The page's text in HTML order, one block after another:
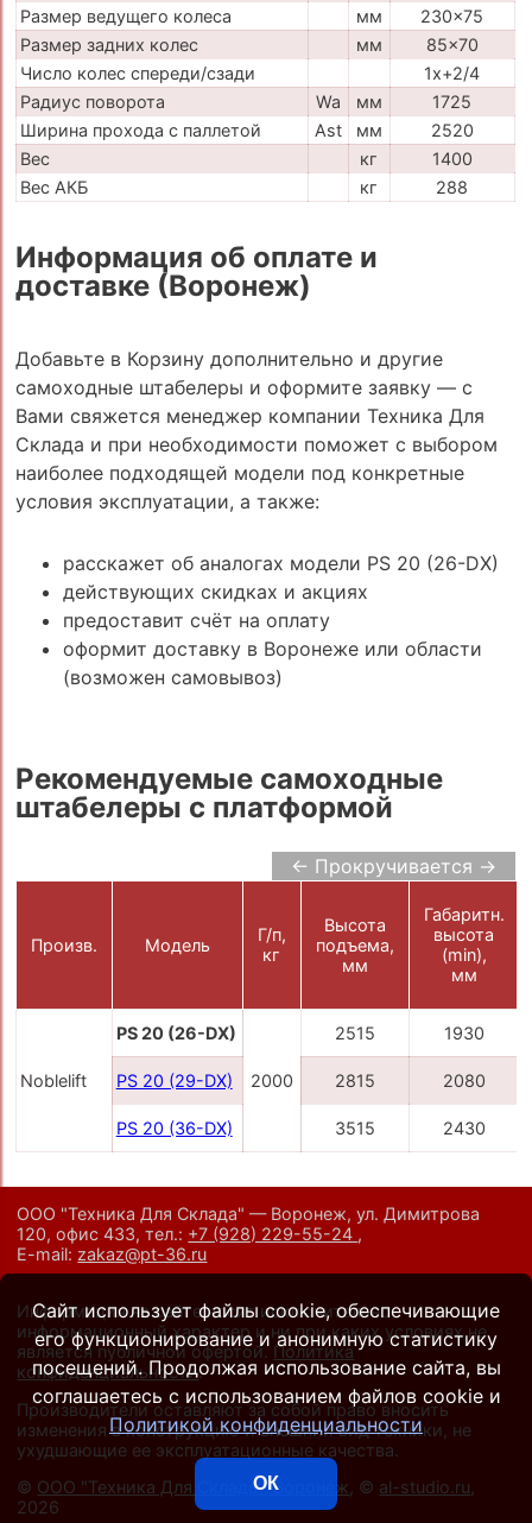
Размер ведущего колеса
мм
230x75
Размер задних колес
мм
85x70
Число колес спереди/сзади
1x+2/4
Радиус поворота
Wa мм
1725
Ширина прохода с паллетой
Ast мм
2520
Вес
кг
1400
Вес АКБ
кг 288
Информация об оплате и
доставке (Воронеж)
Добавьте в Корзину дополнительно и другие
самоходные штабелеры и оформите заявку — с
Вами свяжется менеджер компании Техника Для
Склада и при необходимости поможет с выбором
наиболее подходящей модели под конкретные
условия эксплуатации, а также:
расскажет об аналогах модели PS 20 (26-DX)
действующих скидках и акциях
предоставит счёт на оплату
оформит доставку в Воронеже или области
(возможен самовывоз)
Рекомендуемые самоходные
штабелеры с платформой
← Прокручивается →
Произв. Модель
Г/п,
кг
Высота
подъема,
мм
Габаритн.
высота
(min),
мм
Noblelift
PS 20 (26-DX)
2000
2515 1930
PS 20 (29-DX) 2815 2080
PS 20 (36-DX) 3515 2430
ООО "Техника Для Склада" — Воронеж, ул. Димитрова
120, офис 433,тел.: +7 (928) 229-55-24 ,
E-mail: zakaz@pt-36.ru
Информация на сайте носит исключительно
информационный характер и ни при каких условиях не
является публичной офертой. Политика
конфиденциальности.
Производители оставляют за собой право вносить
изменения в конструкцию и внешний вид техники, не
ухудшающие ее эксплуатационные качества.
© ООО "Техника Для Склада", Воронеж , © al-studio.ru
2026
Сайт использует файлы cookie, обеспечивающие
его функционирование и анонимную статистику
посещений. Продолжая использование сайта, вы
соглашаетесь с использованием файлов cookie и
Политикой конфиденциальности
ОК